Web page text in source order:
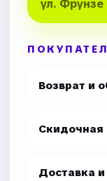
ул. Фрунзе
Возврат и
Доставка